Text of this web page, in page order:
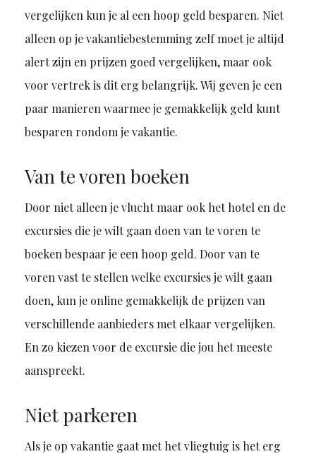
vergelijken kun je al een hoop geld besparen. Niet
alleen op je vakantiebestemming zelf moet je altijd
alert zijn en prijzen goed vergelijken, maar ook
voor vertrek is dit erg belangrijk. Wij geven je een
paar manieren waarmee je gemakkelijk geld kunt
besparen rondom je vakantie.
Van te voren boeken
Door niet alleen je vlucht maar ook het hotel en de
excursies die je wilt gaan doen van te voren te
boeken bespaar je een hoop geld. Door van te
voren vast te stellen welke excursies je wilt gaan
doen, kun je online gemakkelijk de prijzen van
verschillende aanbieders met elkaar vergelijken.
En zo kiezen voor de excursie die jou het meeste
aanspreekt.
Niet parkeren
Als je op vakantie gaat met het vliegtuig is het erg